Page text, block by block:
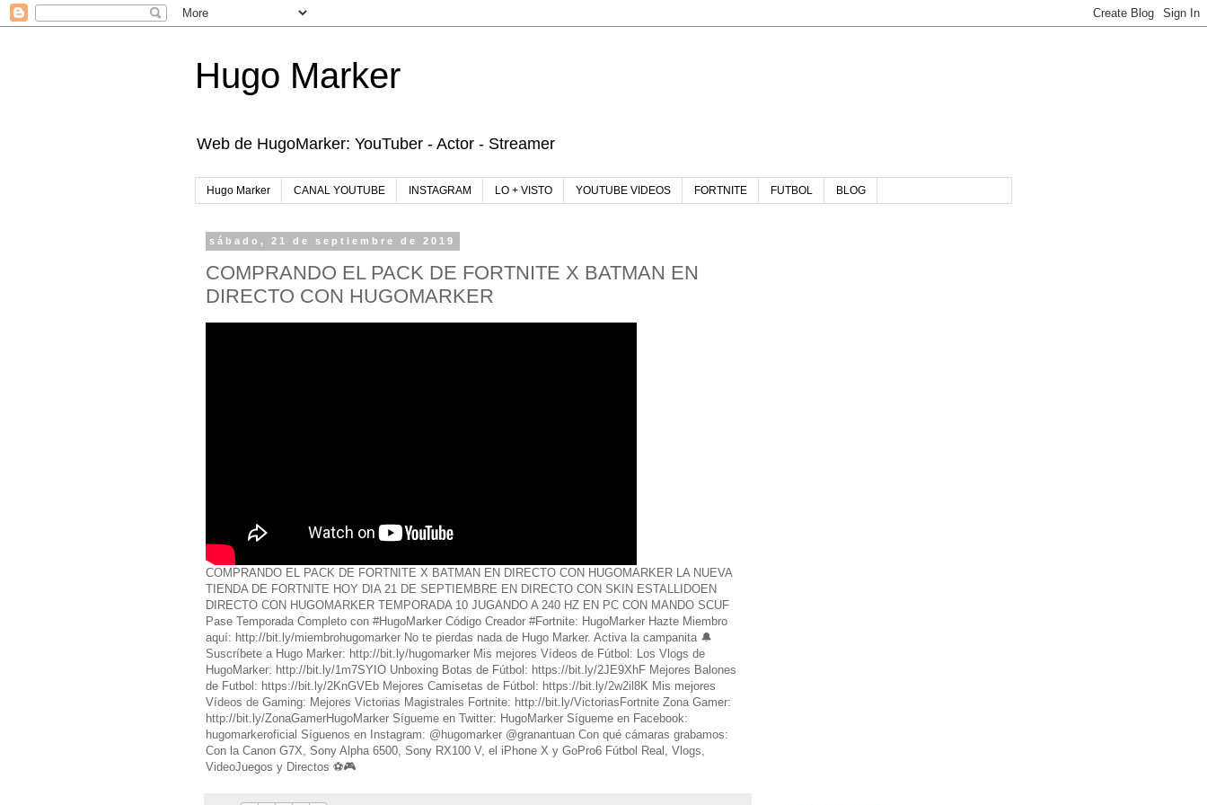
Hugo Marker
Web de HugoMarker: YouTuber - Actor - Streamer
Hugo Marker CANAL YOUTUBE INSTAGRAM LO + VISTO YOUTUBE VIDEOS FORTNITE FUTBOL BLOG
sábado, 21 de septiembre de 2019
COMPRANDO EL PACK DE FORTNITE X BATMAN EN
DIRECTO CON HUGOMARKER
COMPRANDO EL PACK DE FORTNITE X BATMAN EN DIRECTO CON HUGOMARKER LA NUEVA
TIENDA DE FORTNITE HOY DIA 21 DE SEPTIEMBRE EN DIRECTO CON SKIN ESTALLIDOEN
DIRECTO CON HUGOMARKER TEMPORADA 10 JUGANDO A 240 HZ EN PC CON MANDO SCUF
Pase Temporada Completo con #HugoMarker Código Creador #Fortnite: HugoMarker Hazte Miembro
aquí: http://bit.ly/miembrohugomarker No te pierdas nada de Hugo Marker. Activa la campanita 🔔
Suscríbete a Hugo Marker: http://bit.ly/hugomarker Mis mejores Vídeos de Fútbol: Los Vlogs de
HugoMarker: http://bit.ly/1m7SYIO Unboxing Botas de Fútbol: https://bit.ly/2JE9XhF Mejores Balones
de Futbol: https://bit.ly/2KnGVEb Mejores Camisetas de Fútbol: https://bit.ly/2w2il8K Mis mejores
Vídeos de Gaming: Mejores Victorias Magistrales Fortnite: http://bit.ly/VictoriasFortnite Zona Gamer:
http://bit.ly/ZonaGamerHugoMarker Sígueme en Twitter: HugoMarker Sígueme en Facebook:
hugomarkeroficial Síguenos en Instagram: @hugomarker @granantuan Con qué cámaras grabamos:
Con la Canon G7X, Sony Alpha 6500, Sony RX100 V, el iPhone X y GoPro6 Fútbol Real, Vlogs,
VideoJuegos y Directos ⚽️🎮